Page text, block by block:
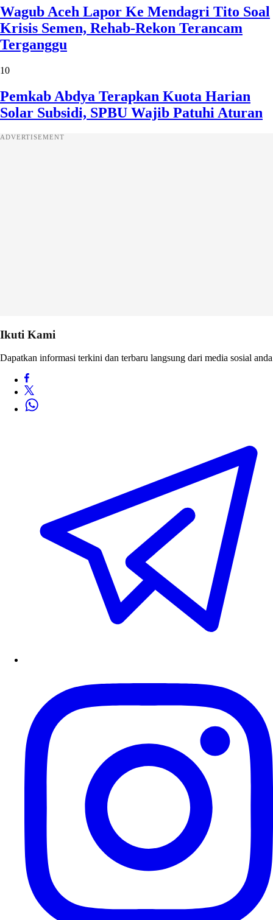
Wagub Aceh Lapor Ke Mendagri Tito Soal
Krisis Semen, Rehab-Rekon Terancam
Terganggu
10
Pemkab Abdya Terapkan Kuota Harian
Solar Subsidi, SPBU Wajib Patuhi Aturan
ADVERTISEMENT
Ikuti Kami
Dapatkan informasi terkini dan terbaru langsung dari media sosial anda